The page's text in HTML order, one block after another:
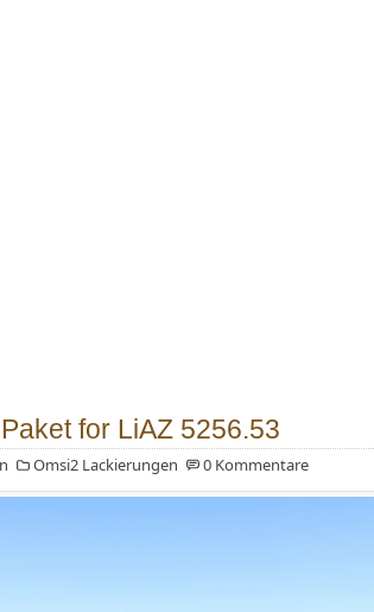
for LiAZ 5256.53
Omsi2 Lackierungen 0 Kommentare